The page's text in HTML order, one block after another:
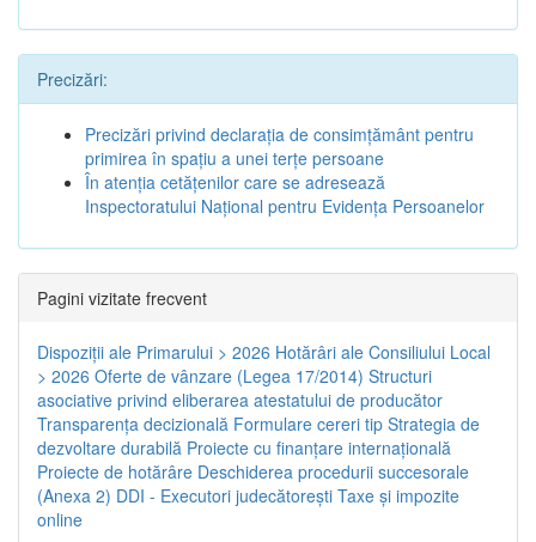
Precizări:
Precizări privind declaraţia de consimţământ pentru
primirea în spaţiu a unei terţe persoane
În atenţia cetăţenilor care se adresează
Inspectoratului Naţional pentru Evidenţa Persoanelor
Pagini vizitate frecvent
Dispoziţii ale Primarului > 2026 Hotărâri ale Consiliului Local
> 2026 Oferte de vânzare (Legea 17/2014) Structuri
asociative privind eliberarea atestatului de producător
Transparenţa decizională Formulare cereri tip Strategia de
dezvoltare durabilă Proiecte cu finanţare internaţională
Proiecte de hotărâre Deschiderea procedurii succesorale
(Anexa 2) DDI - Executori judecătorești Taxe şi impozite
online